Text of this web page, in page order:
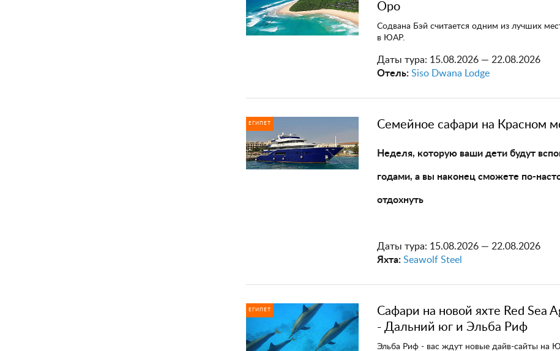
Оро
Содвана Бэй считается одним из лучших
в ЮАР.
Даты тура: 15.08.2026 — 22.08.2026
Отель: Siso Dwana Lodge
ЕГИПЕТ Семейное сафари на Красном
Неделя, которую ваши дети будут
годами, а вы наконец сможете по-
отдохнуть
Даты тура: 15.08.2026 — 22.08.2026
Яхта: Seawolf Steel
ЕГИПЕТ
Сафари на новой яхте Red Sea
- Дальний юг и Эльба Риф
Эльба Риф - вас ждут новые дайв-сайты на